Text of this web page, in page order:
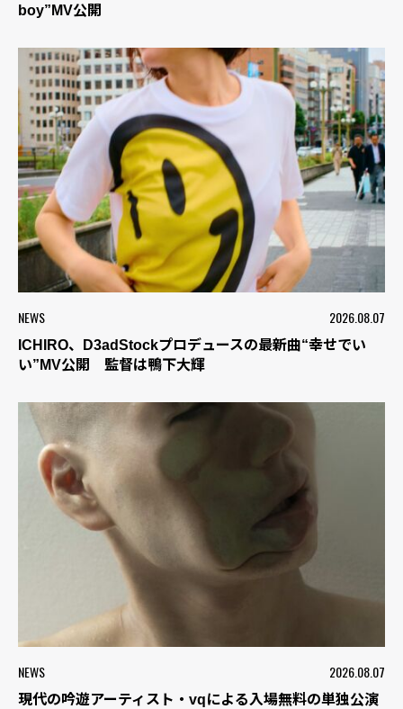
boy”MV公開
NEWS 2026.08.07
ICHIRO、D3adStockプロデュースの最新曲“幸せでい
い”MV公開 監督は鴨下大輝
NEWS 2026.08.07
現代の吟遊アーティスト・vqによる入場無料の単独公演